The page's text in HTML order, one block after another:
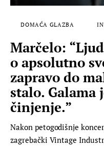
DOMAĆA GLAZBA
Marčelo:
o apsolutno
zapravo do
stalo. Galama
činjenje.”
Nakon petogodišnje
zagrebački Vintage